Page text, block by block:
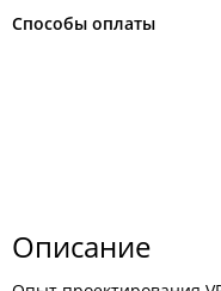
Способы оплаты
Описание